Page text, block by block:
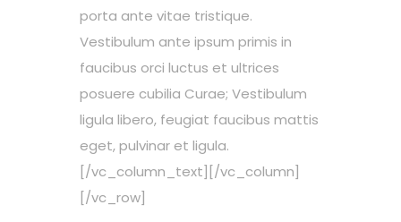
porta ante vitae tristique.
Vestibulum ante ipsum primis in
faucibus orci luctus et ultrices
posuere cubilia Curae; Vestibulum
ligula libero, feugiat faucibus mattis
eget, pulvinar et ligula.
[/vc_column_text][/vc_column]
[/vc_row]